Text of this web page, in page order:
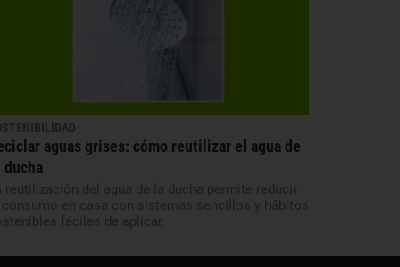
aguas grises: cómo reutilizar el agua de
ducha
reutilización del agua de la ducha permite reducir
consumo en casa con sistemas sencillos y hábitos
fáciles de aplicar.